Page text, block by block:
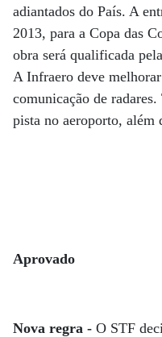
adiantados do País. A
2013, para a Copa das
obra será qualificada
A Infraero deve
comunicação de
pista no aeroporto, além
Aprovado
Nova regra - O STF